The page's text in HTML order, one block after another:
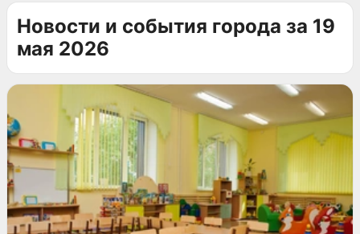
Новости и события города за 19
мая 2026